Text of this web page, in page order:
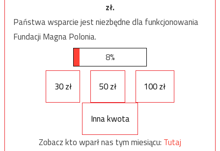
zł.
Państwa wsparcie jest niezbędne dla funkcjonowania
Fundacji Magna Polonia.
8%
30 zł 50 zł 100 zł
Inna kwota
Zobacz kto wparł nas tym miesiącu: Tutaj